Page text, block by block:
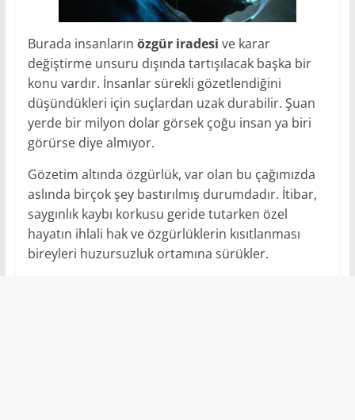
Burada insanların özgür iradesi ve karar
değiştirme unsuru dışında tartışılacak başka bir
konu vardır. İnsanlar sürekli gözetlendiğini
düşündükleri için suçlardan uzak durabilir. Şuan
yerde bir milyon dolar görsek çoğu insan ya biri
görürse diye almıyor.
Gözetim altında özgürlük, var olan bu çağımızda
aslında birçok şey bastırılmış durumdadır. İtibar,
saygınlık kaybı korkusu geride tutarken özel
hayatın ihlali hak ve özgürlüklerin kısıtlanması
bireyleri huzursuzluk ortamına sürükler.